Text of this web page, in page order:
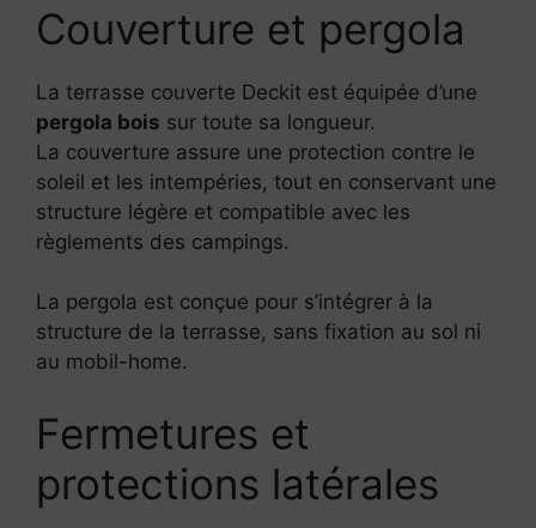
Couverture et pergola
La terrasse couverte Deckit est équipée d’une
pergola bois sur toute sa longueur.
La couverture assure une protection contre le
soleil et les intempéries, tout en conservant une
structure légère et compatible avec les
règlements des campings.
La pergola est conçue pour s’intégrer à la
structure de la terrasse, sans fixation au sol ni
au mobil-home.
Fermetures et
protections latérales